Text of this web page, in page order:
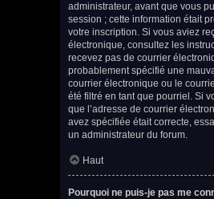
administrateur, avant que vous
session ; cette information était
votre inscription. Si vous aviez
électronique, consultez les
recevez pas de courrier
probablement spécifié une
courrier électronique ou le
été filtré en tant que pourriel. Si
que l’adresse de courrier
avez spécifiée était correcte,
un administrateur du forum.
Haut
Pourquoi ne puis-je pas me